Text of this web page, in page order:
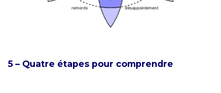
5 – Quatre étapes pour comprendre